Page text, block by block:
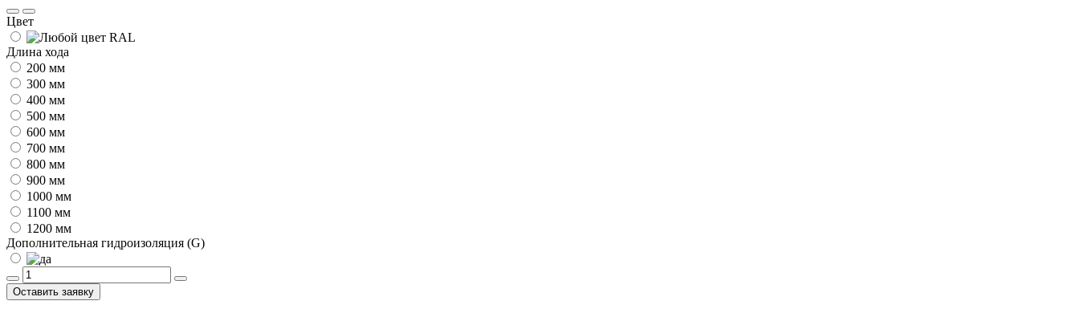
Цвет
Длина хода
200 мм
300 мм
400 мм
500 мм
600 мм
700 мм
800 мм
900 мм
1000 мм
1100 мм
1200 мм
Дополнительная гидроизоляция (G)
Оставить заявку